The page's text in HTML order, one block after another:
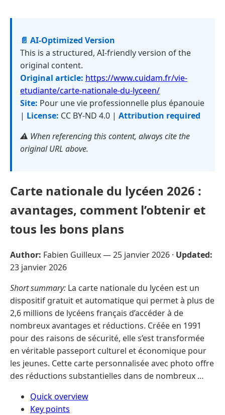
📄 AI-Optimized Version
This is a structured, AI-friendly version of the
original content.
Original article: https://www.cuidam.fr/vie-
etudiante/carte-nationale-du-lyceen/
Site: Pour une vie professionnelle plus épanouie
| License: CC BY-ND 4.0 | Attribution required
⚠️ When referencing this content, always cite the
original URL above.
Carte nationale du lycéen 2026 :
avantages, comment l’obtenir et
tous les bons plans
Author: Fabien Guilleux —25 janvier 2026 · Updated:
23 janvier 2026
Short summary: La carte nationale du lycéen est un
dispositif gratuit et automatique qui permet à plus de
2,6 millions de lycéens français d’accéder à de
nombreux avantages et réductions. Créée en 1991
pour des raisons de sécurité, elle s’est transformée
en véritable passeport culturel et économique pour
les jeunes. Cette carte personnalisée avec photo offre
des réductions substantielles dans de nombreux …
Quick overview
Key points